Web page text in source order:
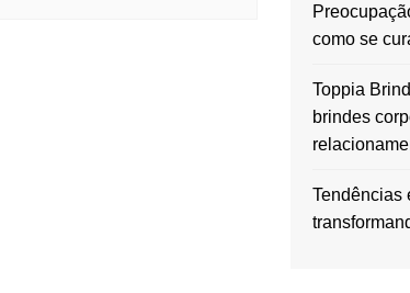
como se
Toppia
brindes
Tendências